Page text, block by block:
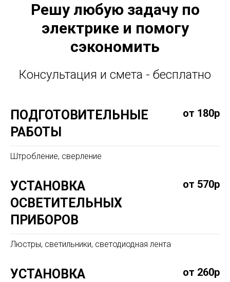
Решу любую задачу по
электрике и помогу
сэкономить
Консультация и смета - бесплатно
ПОДГОТОВИТЕЛЬНЫЕ
РАБОТЫ
от 180р
Штробление, сверление
УСТАНОВКА
ОСВЕТИТЕЛЬНЫХ
ПРИБОРОВ
от 570р
Люстры, светильники, светодиодная лента
УСТАНОВКА
от 260р